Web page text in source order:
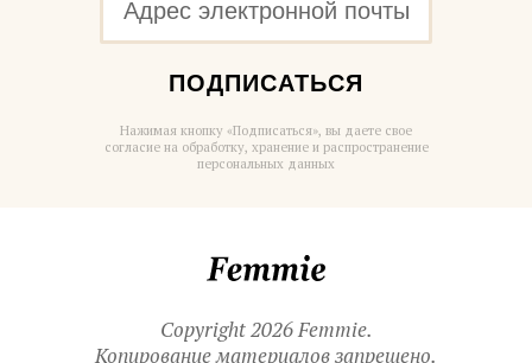
ПОДПИСАТЬСЯ
Нажимая кнопку «Подписаться», вы даете свое
согласие на обработку, хранение и распространение
персональных данных
Copyright 2026 Femmie.
Копирование материалов запрещено.